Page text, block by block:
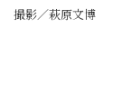
撮影／萩原文博